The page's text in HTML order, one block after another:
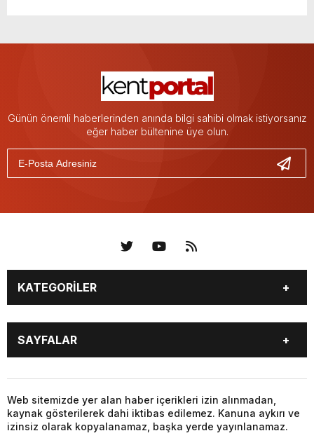
Günün önemli haberlerinden anında bilgi sahibi olmak istiyorsanız
eğer haber bültenine üye olun.
KATEGORİLER
KÜNYE BİZE ULAŞIN
SAYFALAR
Web sitemizde yer alan haber içerikleri izin alınmadan,
kaynak gösterilerek dahi iktibas edilemez. Kanuna aykırı ve
izinsiz olarak kopyalanamaz, başka yerde yayınlanamaz.